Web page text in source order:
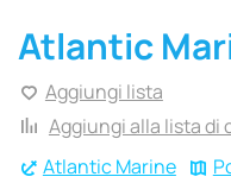
Atlantic Marine
Atlantic
Aggiungi lista
Aggiungi alla lista di